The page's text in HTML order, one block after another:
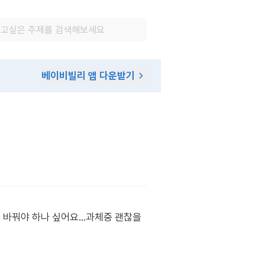
베이비빌리 앱 다운받기
꿔야 하나 싶어요...과체중 괜찮을